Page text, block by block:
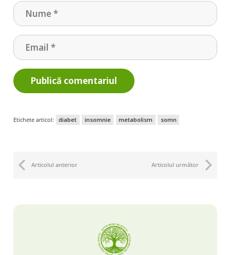
Publică comentariul
Etichete articol: diabet insomnie metabolism somn
Articolul anterior Articolul următor